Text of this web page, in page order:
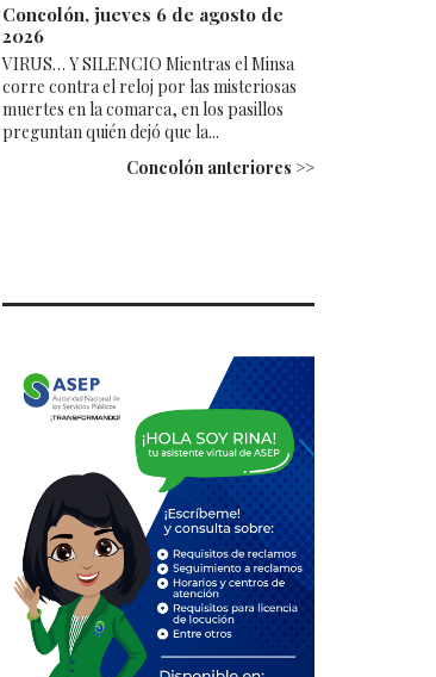
Concolón, jueves 6 de agosto de
2026
VIRUS… Y SILENCIO Mientras el Minsa
corre contra el reloj por las misteriosas
muertes en la comarca, en los pasillos
preguntan quién dejó que la...
Concolón anteriores >>